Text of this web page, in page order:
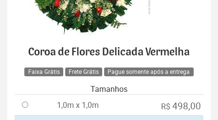
Coroa de Flores Delicada Vermelha
Faixa Grátis Frete Grátis Pague somente após a entrega
Tamanhos
1,0m x 1,0m
R$ 498,00